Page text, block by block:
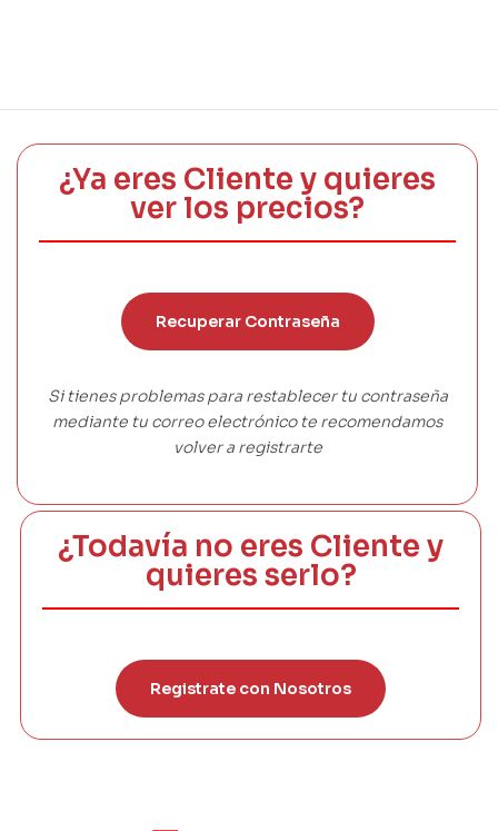
¿Ya eres Cliente y quieres
ver los precios?
Recuperar Contraseña
Si tienes problemas para restablecer tu contraseña
mediante tu correo electrónico te recomendamos
volver a registrarte
¿Todavía no eres Cliente y
quieres serlo?
Registrate con Nosotros